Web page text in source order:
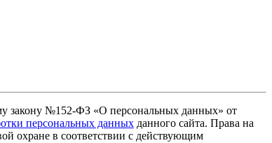
закону №152-ФЗ «О персональных данных» от
персональных данных данного сайта. Права на
охране в соответствии с действующим